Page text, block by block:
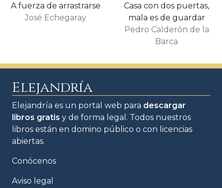
A fuerza de arrastrarse
José Echegaray
Casa con dos puertas,
mala es de guardar
Pedro Calderón de la
Barca
Elejandría
Elejandría es un portal web para descargar
libros gratis y de forma legal. Todos nuestros
libros están en domino público o con licencias
abiertas.
Conócenos
Aviso legal